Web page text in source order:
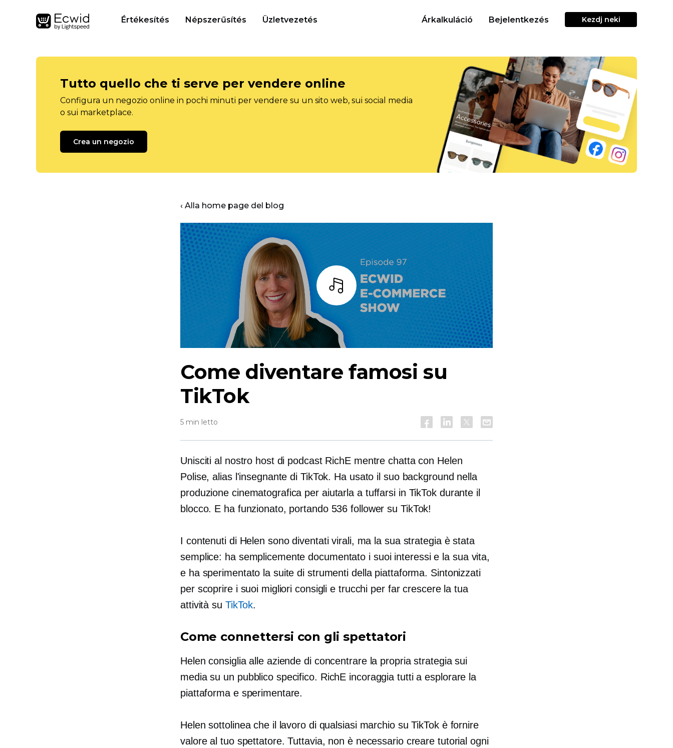
Értékesítés Népszerűsítés Üzletvezetés Árkalkuláció Bejelentkezés Kezdj neki
Tutto quello che ti serve per vendere online
Configura un negozio online in pochi minuti per vendere su un sito web, sui social media
o sui marketplace.
Crea un negozio
‹ Alla home page del blog
Ascoltare
Come diventare famosi su
TikTok
5 min letto
Unisciti al nostro host di podcast RichE mentre chatta con Helen
Polise, alias l'insegnante di TikTok. Ha usato il suo background nella
produzione cinematografica per aiutarla a tuffarsi in TikTok durante il
blocco. E ha funzionato, portando 536 follower su TikTok!
I contenuti di Helen sono diventati virali, ma la sua strategia è stata
semplice: ha semplicemente documentato i suoi interessi e la sua vita,
e ha sperimentato la suite di strumenti della piattaforma. Sintonizzati
per scoprire i suoi migliori consigli e trucchi per far crescere la tua
attività su TikTok.
Come connettersi con gli spettatori
Helen consiglia alle aziende di concentrare la propria strategia sui
media su un pubblico specifico. RichE incoraggia tutti a esplorare la
piattaforma e sperimentare.
Helen sottolinea che il lavoro di qualsiasi marchio su TikTok è fornire
valore al tuo spettatore. Tuttavia, non è necessario creare tutorial ogni